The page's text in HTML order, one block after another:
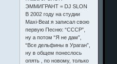
ЭММИГРАНТ = DJ SLON
В 2002 году на студии
Maxi-Beat я записал свою
первую Песню: “СССР”,
ну а потом “Я не дам”,
“Все дельфины в Ураган”,
ну в общем понеслось
опять , по новому, только